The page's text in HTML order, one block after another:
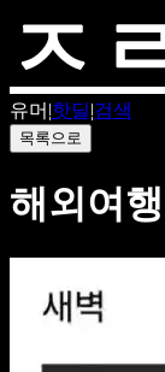
유머 |핫딜|검색
목록으로
해외여